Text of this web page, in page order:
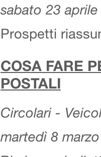
sabato 23
Prospetti
COSA FARE
POSTALI
Circolari -
martedì 8